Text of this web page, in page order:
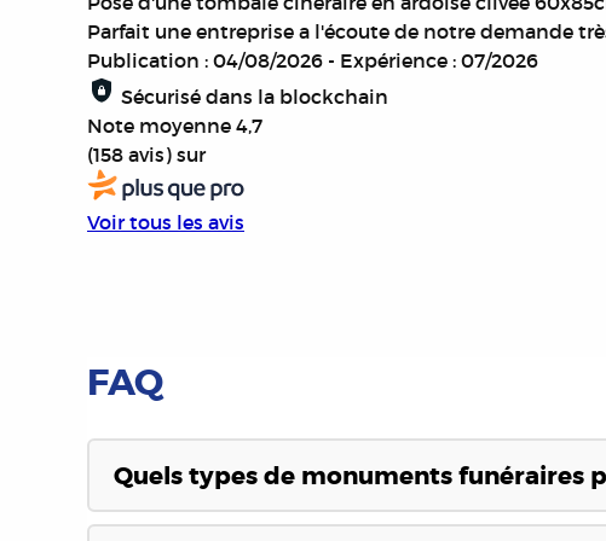
Parfait une entreprise a l'écoute de notre demande
Publication : 04/08/2026 - Expérience : 07/2026
Sécurisé dans la blockchain
Note moyenne 4,7
(158 avis) sur
Voir tous les avis
FAQ
Quels types de monuments funéraires
Nous proposons une large gamme de monuments